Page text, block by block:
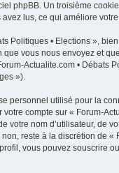
phpBB. Un troisième
lus, ce qui améliore
Politiques • Elections »,
vous nous envoyez et
Actualite.com • Débats
»).
personnel utilisé pour la
compte sur « Forum-
nom d’utilisateur, de
reste à la discrétion de
vous pouvez souscrire